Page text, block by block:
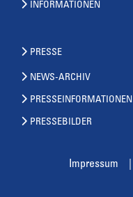
INFORMATIONEN
PRESSE
NEWS-ARCHIV
PRESSEINFORMATIONEN
PRESSEBILDER
Impressum